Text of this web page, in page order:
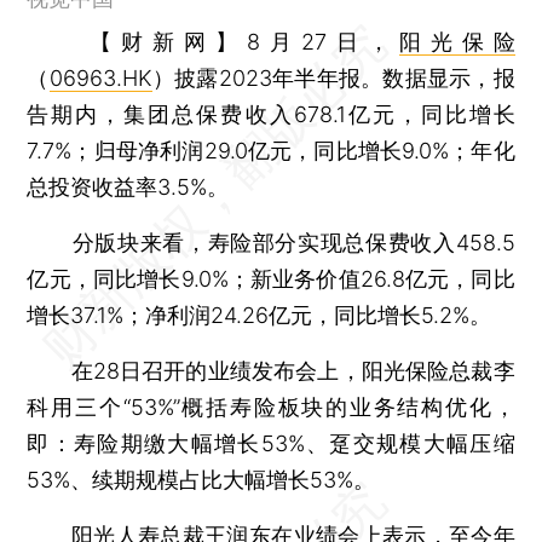
【财新网】 8月27日， 阳光保险
（ 06963.HK）披露2023年半年报。数据显示，报
告期内，集团总保费收入678.1亿元，同比增长
7.7%；归母净利润29.0亿元，同比增长9.0%；年化
总投资收益率3.5%。
分版块来看，寿险部分实现总保费收入458.5
亿元，同比增长9.0%；新业务价值26.8亿元，同比
增长37.1%；净利润24.26亿元，同比增长5.2%。
在28日召开的业绩发布会上，阳光保险总裁李
科用三个“53%”概括寿险板块的业务结构优化，
即：寿险期缴大幅增长53%、趸交规模大幅压缩
53%、续期规模占比大幅增长53%。
阳光人寿总裁王润东在业绩会上表示，至今年